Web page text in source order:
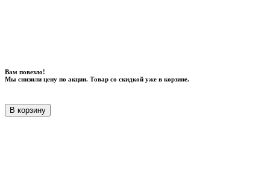
Вам повезло!
Мы снизили цену по акции. Товар со скидкой уже в корзине.
В корзину